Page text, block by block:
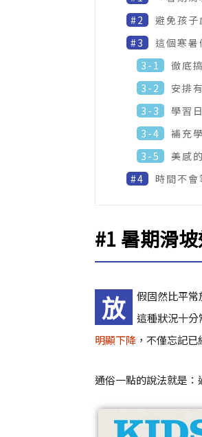
#2
避免孩
#3
這個寒暑
3-1
徹底
3-2
安排
3-3
學習
3-4
補充
3-5
美感
#4
時間不會
#1 暑期滑
放
假固然比平常
這種狀況十分
明顯下降 ，不僅忘記
通俗一點的說法就是